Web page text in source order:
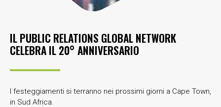
IL PUBLIC RELATIONS GLOBAL NETWORK
CELEBRA IL 20° ANNIVERSARIO
I festeggiamenti si terranno nei prossimi giorni a Cape Town,
in Sud Africa.